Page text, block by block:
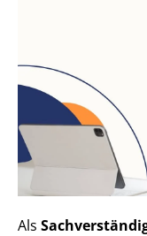
Als